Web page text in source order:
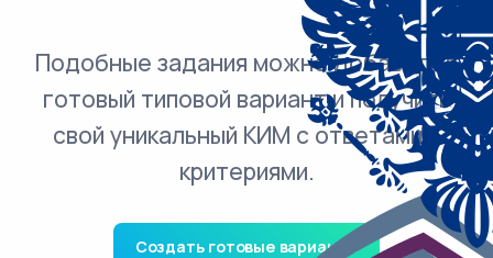
Подобные задания можно добавить в
готовый типовой вариант и получить
свой уникальный КИМ с ответами и
критериями.
Создать готовые варианты